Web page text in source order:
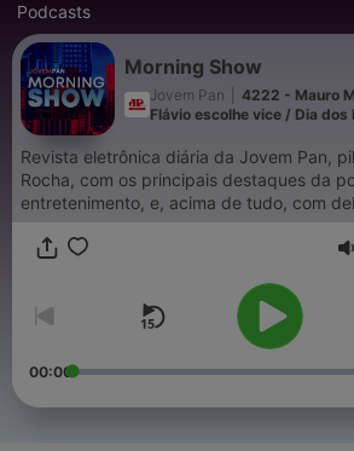
Podcasts
Morning Show
Jovem Pan
4222 - Mauro
Flávio escolhe vice / Dia dos
Revista eletrônica diária da Jovem Pan,
Rocha, com os principais destaques da
entretenimento, e, acima de tudo, com
00:00